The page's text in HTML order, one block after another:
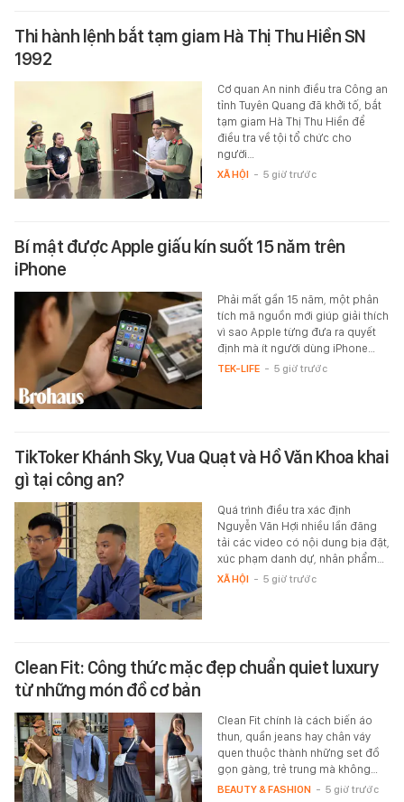
Thi hành lệnh bắt tạm giam Hà Thị Thu Hiền SN
1992
Cơ quan An ninh điều tra Công an
tỉnh Tuyên Quang đã khởi tố, bắt
tạm giam Hà Thị Thu Hiền để
điều tra về tội tổ chức cho
người…
XÃ HỘI - 5 giờ trước
Bí mật được Apple giấu kín suốt 15 năm trên
iPhone
Phải mất gần 15 năm, một phân
tích mã nguồn mới giúp giải thích
vì sao Apple từng đưa ra quyết
định mà ít người dùng iPhone…
TEK-LIFE - 5 giờ trước
TikToker Khánh Sky, Vua Quạt và Hồ Văn Khoa khai
gì tại công an?
Quá trình điều tra xác định
Nguyễn Văn Hợi nhiều lần đăng
tải các video có nội dung bịa đặt,
xúc phạm danh dự, nhân phẩm…
XÃ HỘI - 5 giờ trước
Clean Fit: Công thức mặc đẹp chuẩn quiet luxury
từ những món đồ cơ bản
Clean Fit chính là cách biến áo
thun, quần jeans hay chân váy
quen thuộc thành những set đồ
gọn gàng, trẻ trung mà không…
BEAUTY & FASHION - 5 giờ trước